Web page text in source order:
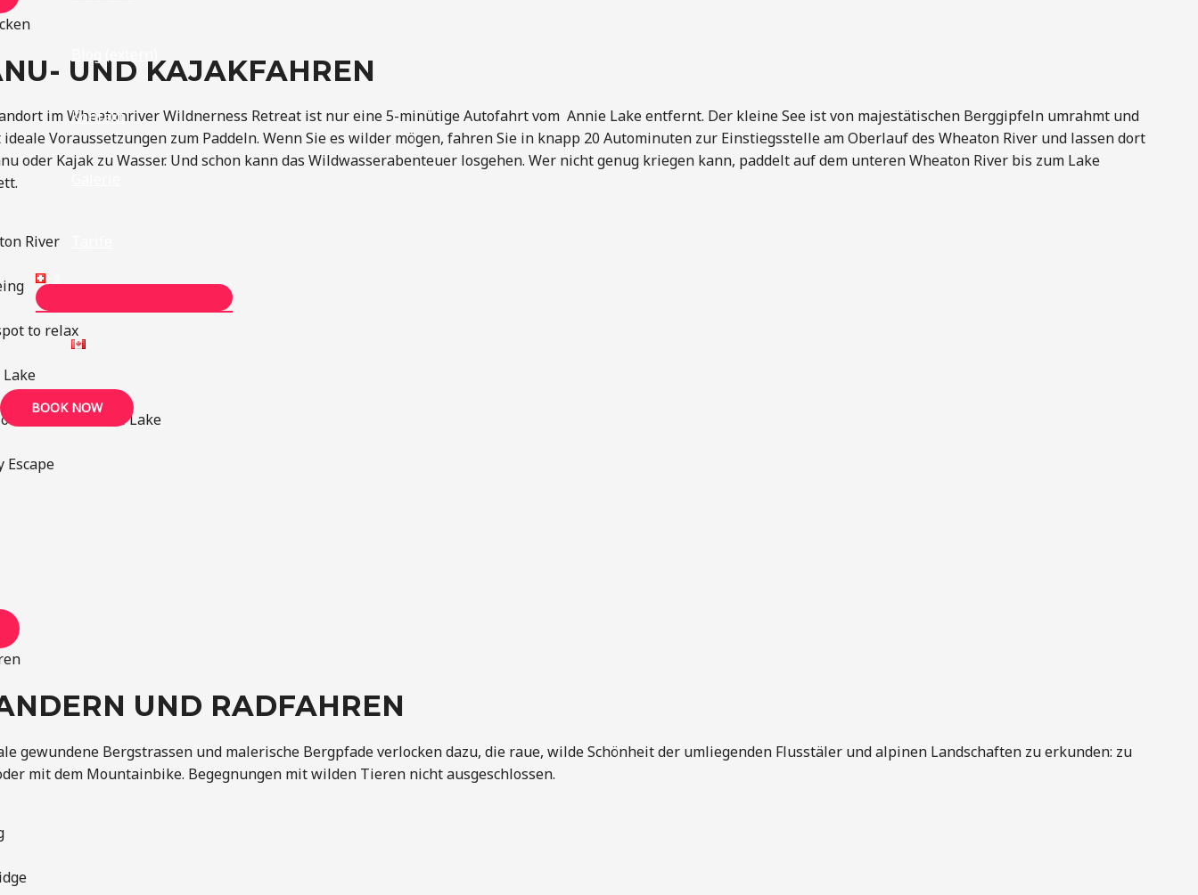
Kontakt
UMSCHALTEN
BOOK NOW
UND KAJAKFAHREN
im Wheatonriver Wildnerness Retreat ist nur eine 5-minütige Autofahrt vom Annie Lake entfernt. Der kleine See ist von majestätischen Berggipfeln umrahmt und
Voraussetzungen zum Paddeln. Wenn Sie es wilder mögen, fahren Sie in knapp 20 Autominuten zur Einstiegsstelle am Oberlauf des Wheaton River und lassen dort
oder Kajak zu Wasser. Und schon kann das Wildwasserabenteuer losgehen. Wer nicht genug kriegen kann, paddelt auf dem unteren Wheaton River bis zum Lake
River
to relax
the River or the Lake
Escape
UND RADFAHREN
gewundene Bergstrassen und malerische Bergpfade verlocken dazu, die raue, wilde Schönheit der umliegenden Flusstäler und alpinen Landschaften zu erkunden: zu
mit dem Mountainbike. Begegnungen mit wilden Tieren nicht ausgeschlossen.